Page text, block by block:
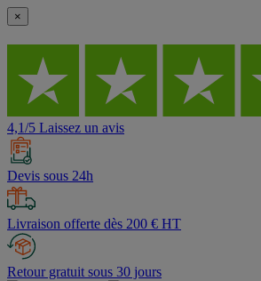
×
4,1/5 Laissez un avis
Devis sous 24h
Livraison offerte dès 200 € HT
Retour gratuit sous 30 jours